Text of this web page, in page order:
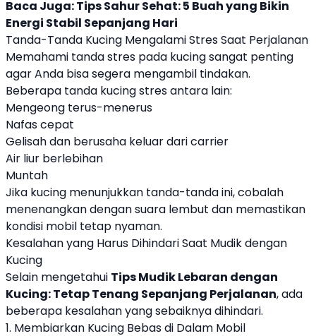
Baca Juga:Tips Sahur Sehat: 5 Buah yang Bikin
Energi Stabil Sepanjang Hari
Tanda-Tanda Kucing Mengalami Stres Saat Perjalanan
Memahami tanda stres pada kucing sangat penting
agar Anda bisa segera mengambil tindakan.
Beberapa tanda kucing stres antara lain:
Mengeong terus-menerus
Nafas cepat
Gelisah dan berusaha keluar dari carrier
Air liur berlebihan
Muntah
Jika kucing menunjukkan tanda-tanda ini, cobalah
menenangkan dengan suara lembut dan memastikan
kondisi mobil tetap nyaman.
Kesalahan yang Harus Dihindari Saat Mudik dengan
Kucing
Selain mengetahui Tips Mudik Lebaran dengan
Kucing: Tetap Tenang Sepanjang Perjalanan, ada
beberapa kesalahan yang sebaiknya dihindari.
1. Membiarkan Kucing Bebas di Dalam Mobil